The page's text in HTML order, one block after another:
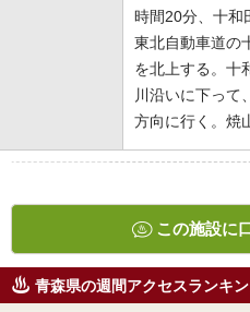
時間20分、十和
東北自動車道の
を北上する。十
川沿いに下って
方向に行く。焼
この施設に
青森県の週間アクセスランキ